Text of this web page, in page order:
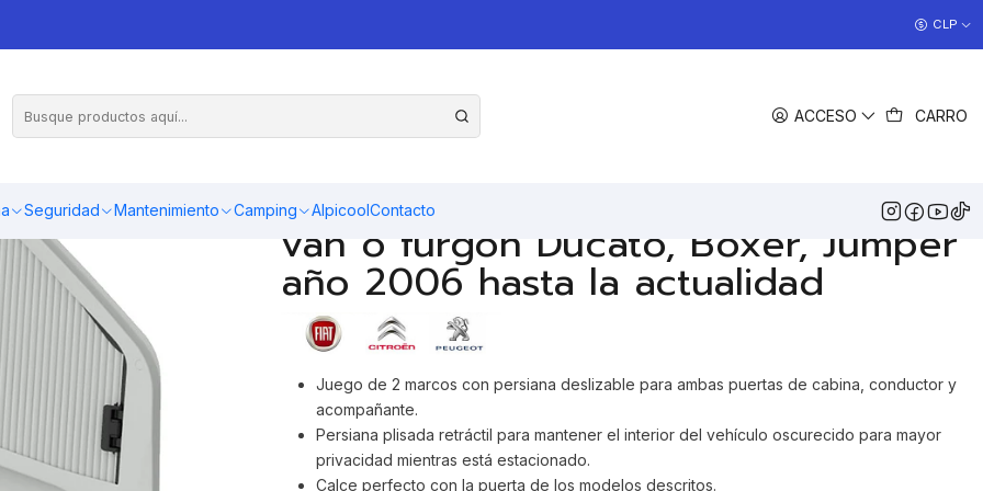
ACCESO CARRO
Seguridad Mantenimiento Camping AlpicoolContacto
CLP
ventanas laterales de cabina de
van o furgón Ducato, Boxer, Jumper
año 2006 hasta la actualidad
Juego de 2 marcos con persiana deslizable para ambas puertas de cabina, conductor y
acompañante.
Persiana plisada retráctil para mantener el interior del vehículo oscurecido para mayor
privacidad mientras está estacionado.
Calce perfecto con la puerta de los modelos descritos.